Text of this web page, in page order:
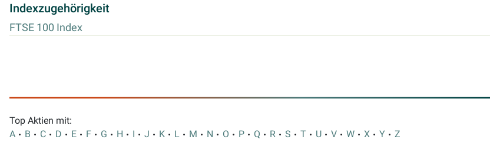
Indexzugehörigkeit
FTSE 100 Index
Top Aktien mit:
A
B C D E F G H I J K L M N O P Q R S T U V W X Y Z